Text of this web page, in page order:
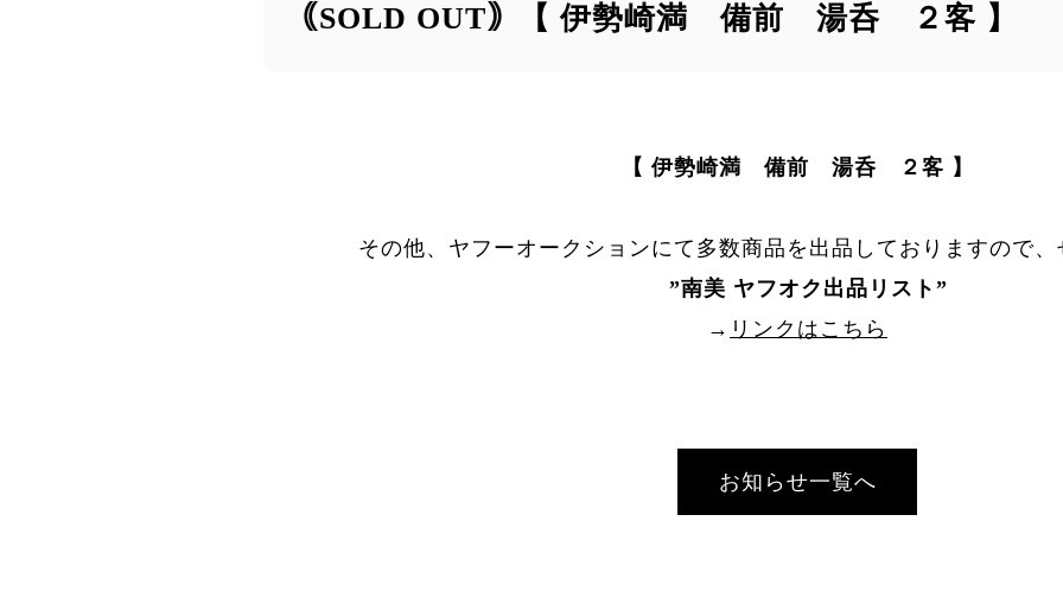
｟SOLD OUT｠【 伊勢崎満 備前 湯呑 ２客 】
【 伊勢崎満 備前 湯呑 ２客 】
その他、ヤフーオークションにて多数商品を出品しておりますので、
”南美 ヤフオク出品リスト ”
→ リンクはこちら
お知らせ一覧へ